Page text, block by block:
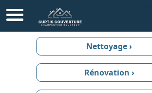
Nettoyage ›
Rénovation ›